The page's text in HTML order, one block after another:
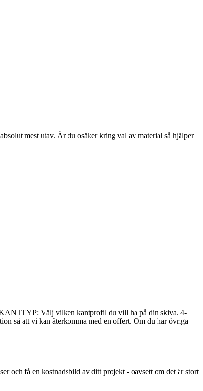
mest utav. Är du osäker kring val av material så hjälper
Välj vilken kantprofil du vill ha på din skiva. 4-
så att vi kan återkomma med en offert. Om du har övriga
och få en kostnadsbild av ditt projekt - oavsett om det är stort